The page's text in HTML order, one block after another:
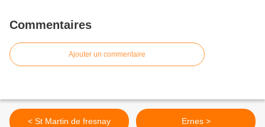
Commentaires
Ajouter un commentaire
< St Martin de fresnay Ernes >